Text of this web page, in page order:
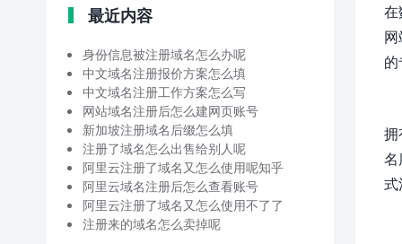
在
拥
名
式
最近内容
身份信息被注册域名怎么办呢
中文域名注册报价方案怎么填
中文域名注册工作方案怎么写
网站域名注册后怎么建网页账号
新加坡注册域名后缀怎么填
注册了域名怎么出售给别人呢
阿里云注册了域名又怎么使用呢知乎
阿里云域名注册后怎么查看账号
阿里云注册了域名又怎么使用不了了
注册来的域名怎么卖掉呢